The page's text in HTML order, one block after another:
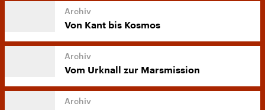
Von Kant bis Kosmos
Vom Urknall zur Marsmission